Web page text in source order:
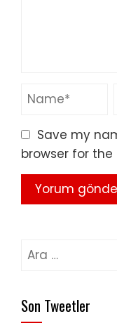
Save my
browser for
Arama:
Son Tweetler